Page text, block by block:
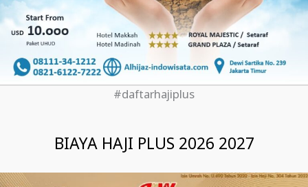
#daftarhajiplus
BIAYA HAJI PLUS 2026 2027